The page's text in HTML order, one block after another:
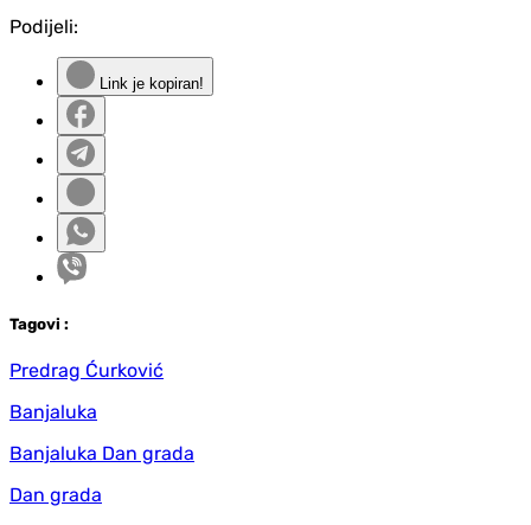
Podijeli:
Link je kopiran!
Tagovi :
Predrag Ćurković
Banjaluka
Banjaluka Dan grada
Dan grada